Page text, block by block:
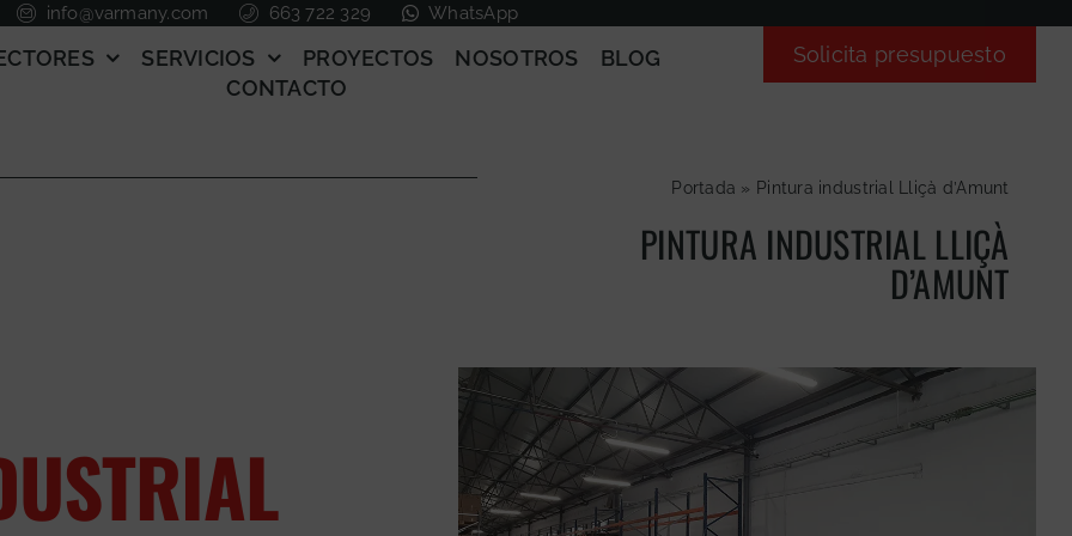
info@varmany.com 663 722 329 WhatsApp
SERVICIOS PROYECTOS NOSOTROS
BLOG
CONTACTO
Solicita presupuesto
Portada » Pintura industrial Lliçà d’Amunt
PINTURA INDUSTRIAL LLIÇÀ
D’AMUNT